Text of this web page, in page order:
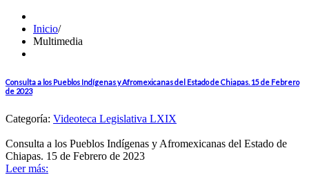
Inicio/
Multimedia
Consulta a los Pueblos Indígenas y Afromexicanas del Estado de Chiapas. 15 de Febrero
de 2023
Categoría: Videoteca Legislativa LXIX
Consulta a los Pueblos Indígenas y Afromexicanas del Estado de
Chiapas. 15 de Febrero de 2023
Leer más: